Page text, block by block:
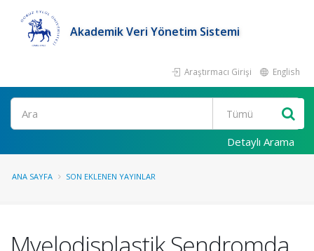
Akademik Veri Yönetim Sistemi
Araştırmacı Girişi English
Ara
Detaylı Arama
ANA SAYFA SON EKLENEN YAYINLAR